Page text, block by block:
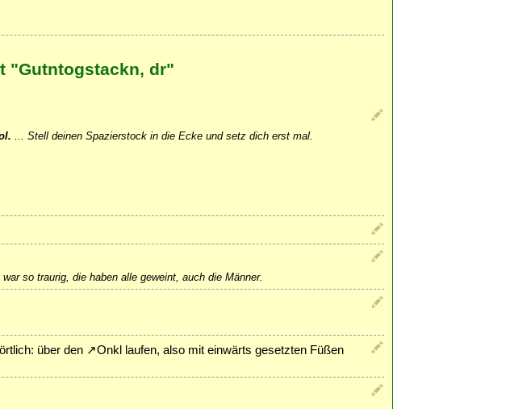
"Gutntogstackn, dr"
Stell deinen Spazierstock in die Ecke und setz dich erst mal.
war so traurig, die haben alle geweint, auch die Männer.
über den ↗Onkl
laufen, also mit einwärts gesetzten Füßen